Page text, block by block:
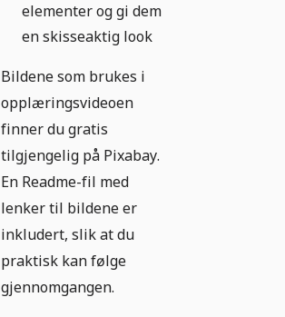
elementer og gi dem
en skisseaktig look
Bildene som brukes i
opplæringsvideoen
finner du gratis
tilgjengelig på Pixabay.
En Readme-fil med
lenker til bildene er
inkludert, slik at du
praktisk kan følge
gjennomgangen.